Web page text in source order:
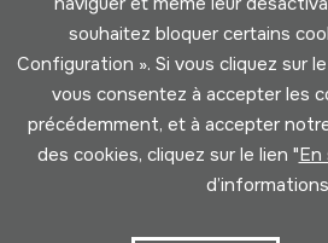
Conditions d'Utilisation
Cookies politique
Développé par
souhaitez bloquer certains
Configuration ». Si vous cliquez sur
vous consentez à accepter les
précédemment, et à accepter
des cookies, cliquez sur le lien "En